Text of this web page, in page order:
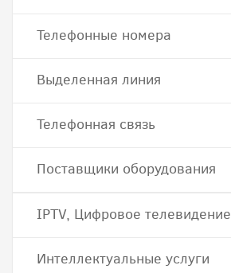
Телефонные номера
Выделенная линия
Телефонная связь
Поставщики оборудования
IPTV, Цифровое телевидение
Интеллектуальные услуги